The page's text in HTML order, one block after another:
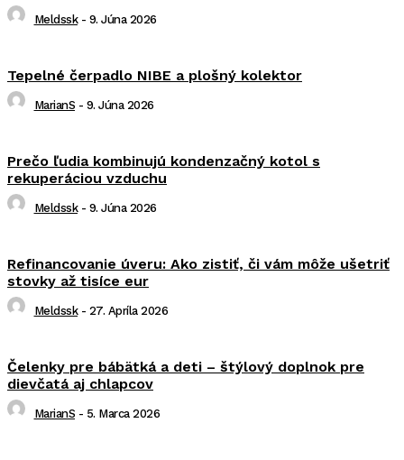
Meldssk - 9. Júna 2026
Tepelné čerpadlo NIBE a plošný kolektor
MarianS - 9. Júna 2026
Prečo ľudia kombinujú kondenzačný kotol s
rekuperáciou vzduchu
Meldssk - 9. Júna 2026
Refinancovanie úveru: Ako zistiť, či vám môže ušetriť
stovky až tisíce eur
Meldssk - 27. Apríla 2026
Čelenky pre bábätká a deti – štýlový doplnok pre
dievčatá aj chlapcov
MarianS - 5. Marca 2026